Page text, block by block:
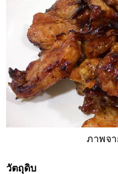
ภาพจา
วัตถุดิบ